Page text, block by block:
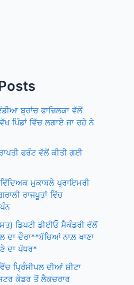
ਬ੍ਰਾਂਚ ਫਾਜ਼ਿਲਕਾ ਵੱਲੋਂ
ਪਿੰਡਾਂ ਵਿੱਚ ਲਗਾਏ ਜਾ ਰਹੇ ਨੇ
ਫਰੰਟ ਵੱਲੋਂ ਕੀਤੀ ਗਈ
ਮੁਕਾਬਲੇ ਪ੍ਰਾਇਮਰੀ
ਰਾਜਪੂਤਾਂ ਵਿੱਚ
ਡਿਪਟੀ ਡੀਈਓ ਸੈਕੰਡਰੀ ਵੱਲੋਂ
ਦਾ ਦੌਰਾ**ਬੱਚਿਆਂ ਨਾਲ਼ ਖਾਣਾ
ਦਾ ਪੱਧਰ*
ਪ੍ਰਿੰਸੀਪਲ ਦੀਆਂ ਸ਼ੀਟਾ
ਕੇਡਰ ਤੋਂ ਲੈਕਚਰਾਰ